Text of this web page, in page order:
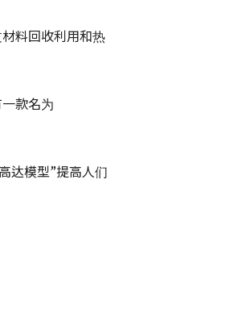
料回收利用和热
款名为
达模型”提高人们